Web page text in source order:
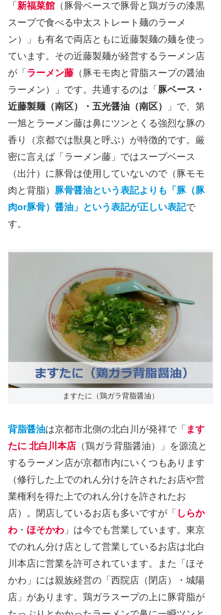
「 新福菜館 （豚骨ベースで豚骨と鶏ガラの漆黒
スープで食べる中太ストレート麺のラーメ
ン）」も有名で両店ともに近藤製麺の麺を使っ
ています。その近藤製麺が経営するラーメン店
が「 ラーメン藤（豚モモ肉と背脂スープの醤油
ラーメン）」です。共通するのは「 豚ベース・
近藤製麺（南区）・五光醤油（南区）
」で、第
一旭とラーメン藤は鼻にツンとくる強烈な豚の
香り（京都では獣臭と呼ぶ）が特徴的です。厳
密に言えば「ラーメン藤」ではスープベース
（出汁）に豚骨は使用していないので（豚モモ
肉と背脂） 豚骨醤油という表記よりも「豚（豚
肉or豚骨）醤油」という表記が正しい表記で
す。
ますたに（鶏ガラ背脂醤油）
背脂醤油は京都市北側の北白川が発祥で「 ます
たに 北白川本店 （鶏ガラ背脂醤油）」を源流と
するラーメン店が京都市内にいくつもあります
（修行した上でのれん分けを許されたお店や営
業権利を得た上でのれん分けを許されたお
店）。閉店しているお店も多いですが「 しらか
わ ・ ほそかわ 」は今でも営業しています。東京
でのれん分け店として営業しているお店は北白
川本店に営業を許可されています。また「ほそ
かわ」には親族経営の「西院店（閉店）・城陽
店」があります。鶏ガラスープの上に豚背脂が